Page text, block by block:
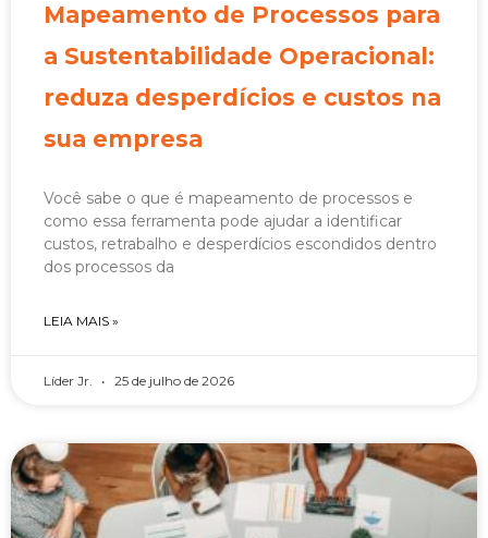
Mapeamento de Processos para
a Sustentabilidade Operacional:
reduza desperdícios e custos na
sua empresa
Você sabe o que é mapeamento de processos e
como essa ferramenta pode ajudar a identificar
custos, retrabalho e desperdícios escondidos dentro
dos processos da
LEIA MAIS »
Líder Jr. 25 de julho de 2026